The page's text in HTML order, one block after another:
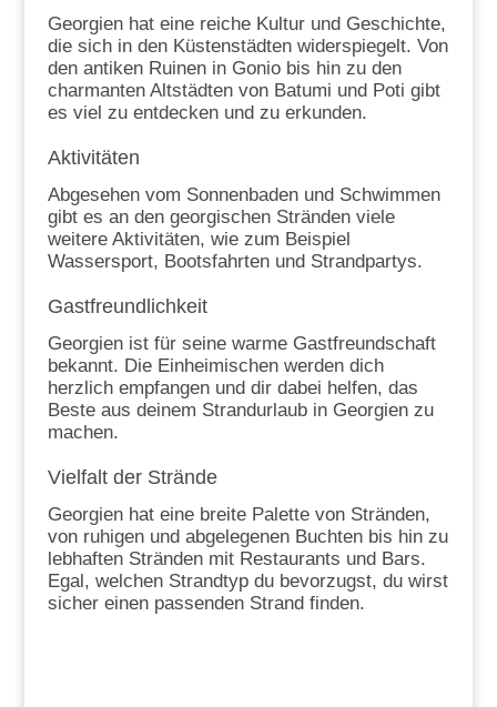
Georgien hat eine reiche Kultur und Geschichte,
die sich in den Küstenstädten widerspiegelt. Von
den antiken Ruinen in Gonio bis hin zu den
charmanten Altstädten von Batumi und Poti gibt
es viel zu entdecken und zu erkunden.
Aktivitäten
Abgesehen vom Sonnenbaden und Schwimmen
gibt es an den georgischen Stränden viele
weitere Aktivitäten, wie zum Beispiel
Wassersport, Bootsfahrten und Strandpartys.
Gastfreundlichkeit
Georgien ist für seine warme Gastfreundschaft
bekannt. Die Einheimischen werden dich
herzlich empfangen und dir dabei helfen, das
Beste aus deinem Strandurlaub in Georgien zu
machen.
Vielfalt der Strände
Georgien hat eine breite Palette von Stränden,
von ruhigen und abgelegenen Buchten bis hin zu
lebhaften Stränden mit Restaurants und Bars.
Egal, welchen Strandtyp du bevorzugst, du wirst
sicher einen passenden Strand finden.